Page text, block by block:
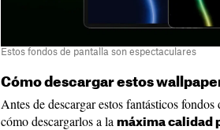
Estos fondos de pantalla son espectaculares
Cómo descargar estos
Antes de descargar estos fantásticos
cómo descargarlos a la máxima calidad